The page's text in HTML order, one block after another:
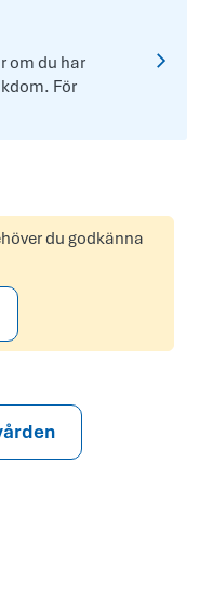
om du har
För
du godkänna